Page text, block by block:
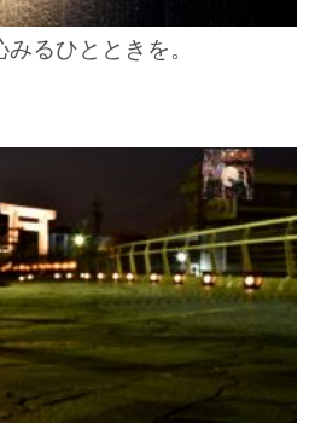
るひとときを。